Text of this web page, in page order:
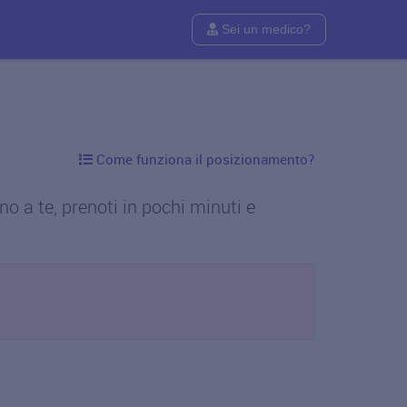
Sei un medico?
Come funziona il posizionamento?
a te, prenoti in pochi minuti e